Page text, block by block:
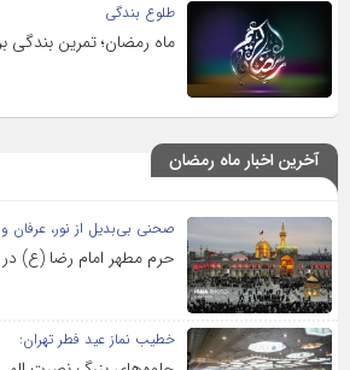
طلوع بندگی
ماه رمضان؛ تمرین بندگی
آخرین اخبار ماه رمضان
صحنی بی‌بدیل از نور، عرفان
حرم مطهر امام رضا (ع)
خطیب نماز عید فطر تهران: